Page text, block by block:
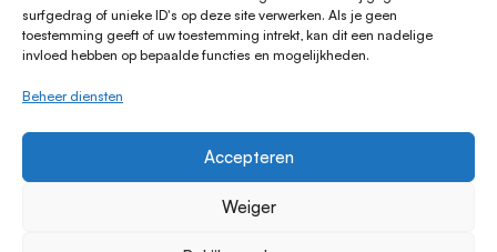
surfgedrag of unieke ID's op deze site verwerken. Als je geen
toestemming geeft of uw toestemming intrekt, kan dit een nadelige
invloed hebben op bepaalde functies en mogelijkheden.
Beheer diensten
Accepteren
Weiger
© 1996 - 2026 Lening.nl
Privacy Policy
HTML Sitemap